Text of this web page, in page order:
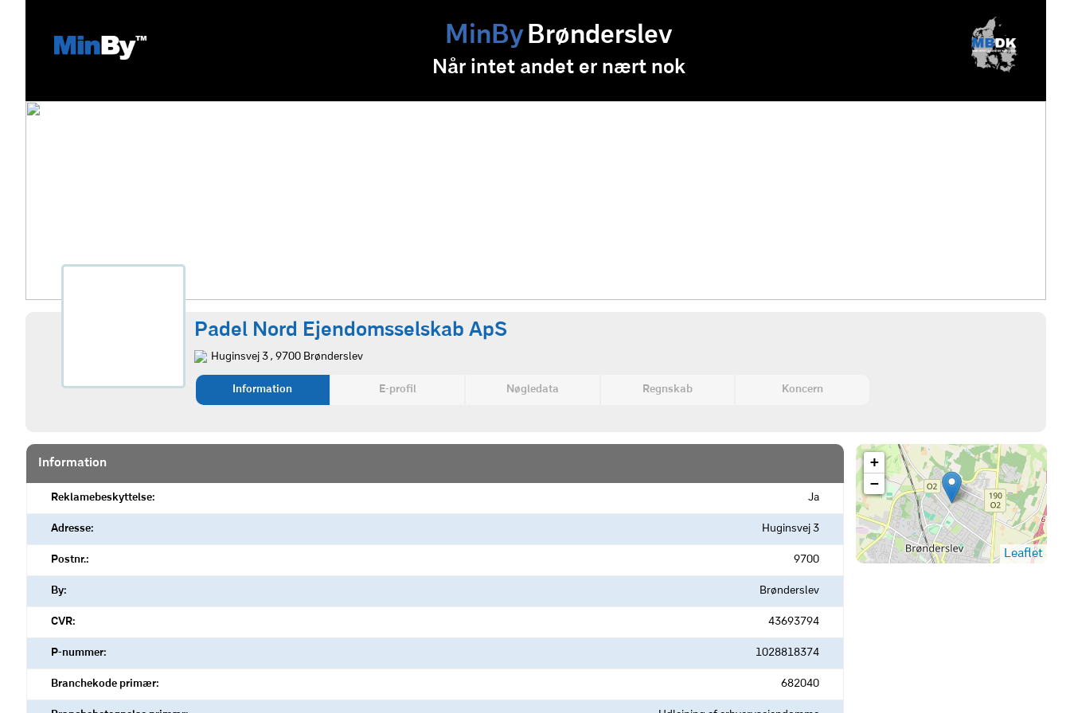
MinByBrønderslev
Når intet andet er nært nok
Padel Nord Ejendomsselskab ApS
Huginsvej 3 , 9700 Brønderslev
Information E-profil Nøgledata Regnskab Koncern
Information
Reklamebeskyttelse: Ja
Adresse: Huginsvej 3
Postnr.: 9700
By: Brønderslev
CVR: 43693794
P-nummer: 1028818374
Branchekode primær: 682040
+
−
Leaflet